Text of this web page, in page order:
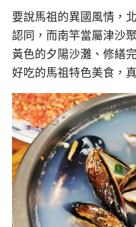
要說馬祖的異國風情，
認同，而南竿當屬津沙
黃色的夕陽沙灘、修繕
好吃的馬祖特色美食，